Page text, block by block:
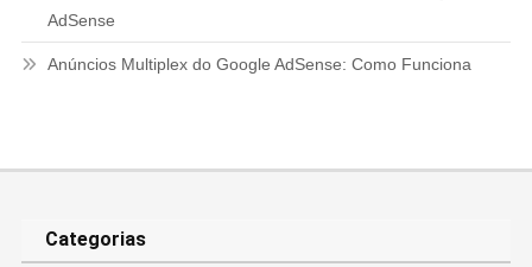
AdSense
Anúncios Multiplex do Google AdSense: Como Funciona
Categorias